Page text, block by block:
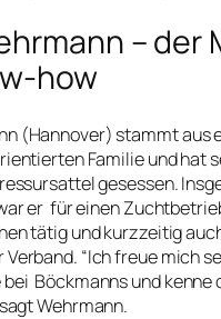
– der
how
(Hannover) stammt aus
Familie und hat
gesessen.
er für einen
tätig und kurzzeitig
Verband. “Ich freue mich
Böckmanns und kenne
Wehrmann.